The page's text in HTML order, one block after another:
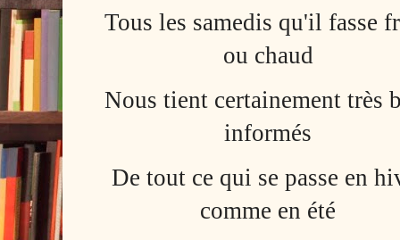
Tous les samedis qu'il fasse
ou chaud
Nous tient certainement très
informés
De tout ce qui se passe en
comme en été